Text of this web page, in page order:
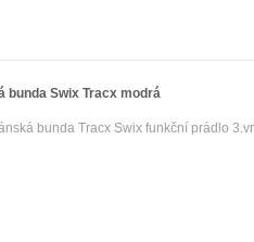
bunda Swix Tracx modrá
bunda Tracx Swix funkční prádlo